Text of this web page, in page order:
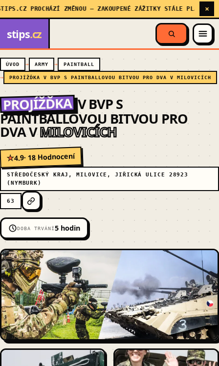
PROCHÁZÍ ZMĚNOU — ZAKOUPENÉ ZÁŽITKY STÁLE PLATÍ, MY×
stips.cz
ÚVOD ARMY PAINTBALL
PROJÍŽĎKA V BVP S PAINTBALLOVOU BITVOU PRO DVA V MILOVICÍCH
PROJÍŽĎKAV BVP S
PAINTBALLOVOU BITVOU PRO
DVA VMILOVICÍCH
★4.9· 18 Hodnocení
STŘEDOČESKÝ KRAJ, MILOVICE, JIŘICKÁ ULICE 28923
(NYMBURK)
63
DOBA TRVÁNÍ5 hodin